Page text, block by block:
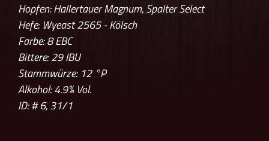
Hopfen: Hallertauer Magnum, Spalter Select
Hefe: Wyeast 2565 - Kölsch
Farbe: 8EBC
Bittere: 29IBU
Stammwürze: 12 °P
Alkohol: 4.9% Vol.
ID: # 6, 31/1